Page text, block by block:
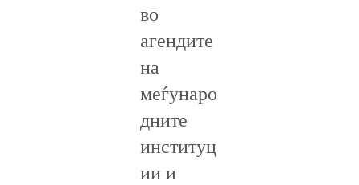
во
агендите
на
меѓунаро
дните
институц
ии и